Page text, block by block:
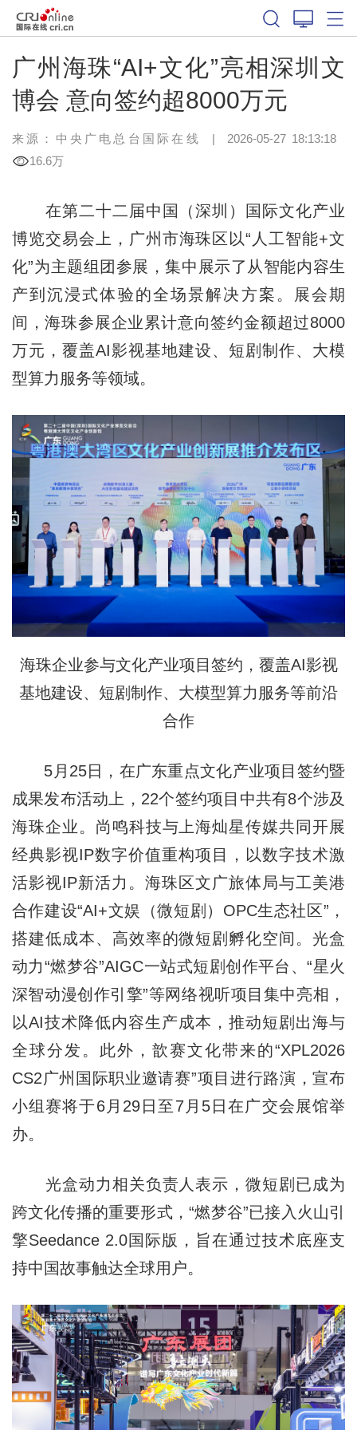
广州海珠“AI+文化”亮相深圳文
博会 意向签约超8000万元
来源：中央广电总台国际在线 | 2026-05-27 18:13:18
16.6万
在第二十二届中国（深圳）国际文化产业
博览交易会上，广州市海珠区以“人工智能+文
化”为主题组团参展，集中展示了从智能内容生
产到沉浸式体验的全场景解决方案。展会期
间，海珠参展企业累计意向签约金额超过8000
万元，覆盖AI影视基地建设、短剧制作、大模
型算力服务等领域。
海珠企业参与文化产业项目签约，覆盖AI影视
基地建设、短剧制作、大模型算力服务等前沿
合作
5月25日，在广东重点文化产业项目签约暨
成果发布活动上，22个签约项目中共有8个涉及
海珠企业。尚鸣科技与上海灿星传媒共同开展
经典影视IP数字价值重构项目，以数字技术激
活影视IP新活力。海珠区文广旅体局与工美港
合作建设“AI+文娱（微短剧）OPC生态社区”，
搭建低成本、高效率的微短剧孵化空间。光盒
动力“燃梦谷”AIGC一站式短剧创作平台、“星火
深智动漫创作引擎”等网络视听项目集中亮相，
以AI技术降低内容生产成本，推动短剧出海与
全球分发。此外，歆赛文化带来的“XPL2026
CS2广州国际职业邀请赛”项目进行路演，宣布
小组赛将于6月29日至7月5日在广交会展馆举
办。
光盒动力相关负责人表示，微短剧已成为
跨文化传播的重要形式，“燃梦谷”已接入火山引
擎Seedance 2.0国际版，旨在通过技术底座支
持中国故事触达全球用户。